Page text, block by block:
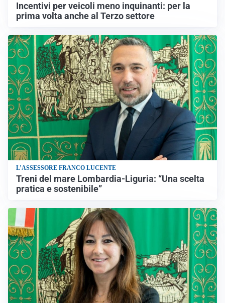
Incentivi per veicoli meno inquinanti: per la
prima volta anche al Terzo settore
L’ASSESSORE FRANCO LUCENTE
Treni del mare Lombardia-Liguria: “Una scelta
pratica e sostenibile”